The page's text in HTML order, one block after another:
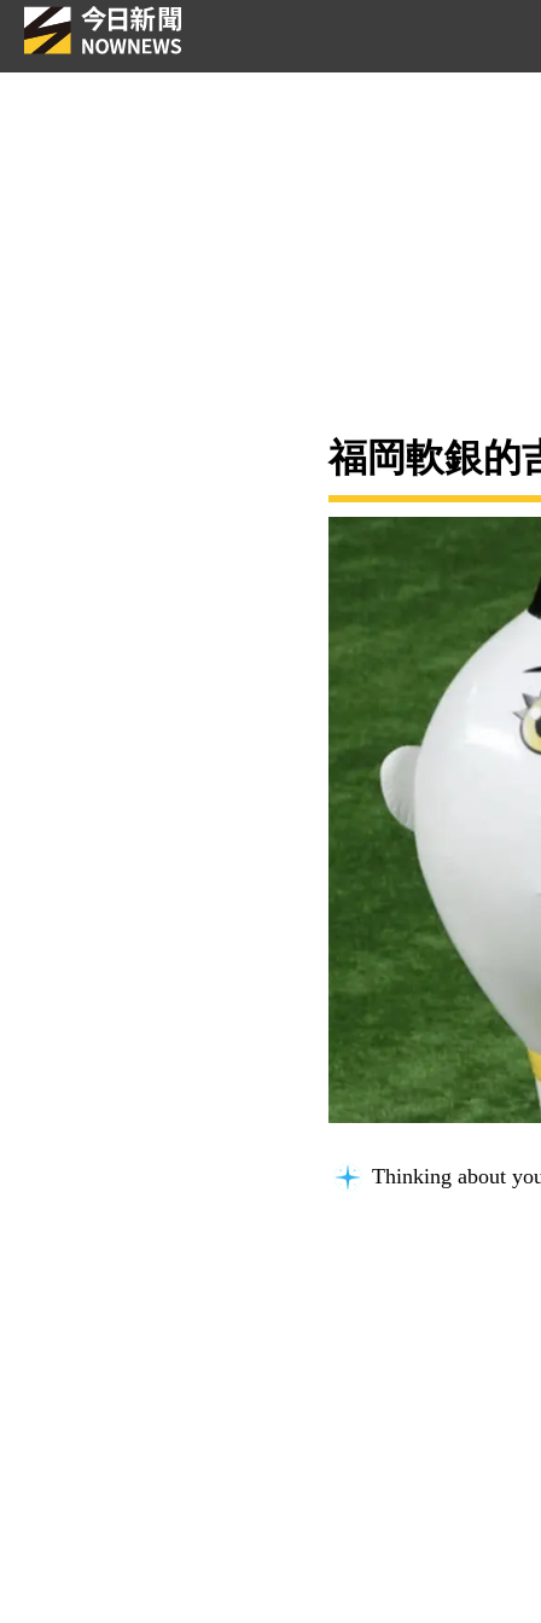
福岡軟銀的
Searching for key